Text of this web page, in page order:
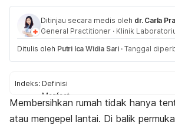
Ditinjau secara medis oleh dr. Carla
General Practitioner · Klinik
Ditulis oleh Putri Ica Widia Sari · Tanggal
Indeks: Definisi
Manfaat
Cara melakukan
Membersihkan rumah tidak hanya
atau mengepel lantai. Di balik